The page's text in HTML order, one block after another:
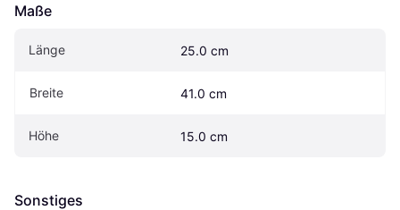
Maße
Länge 25.0 cm
Breite 41.0 cm
Höhe 15.0 cm
Sonstiges